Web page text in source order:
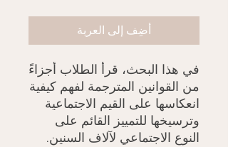
أضِف إلى العربة
في هذا البحث، قرأ الطلاب أجزاءً
من القوانين المترجمة لفهم كيفية
انعكاسها على القيم الاجتماعية
وترسيخها للتمييز القائم على
النوع الاجتماعي لآلاف السنين.